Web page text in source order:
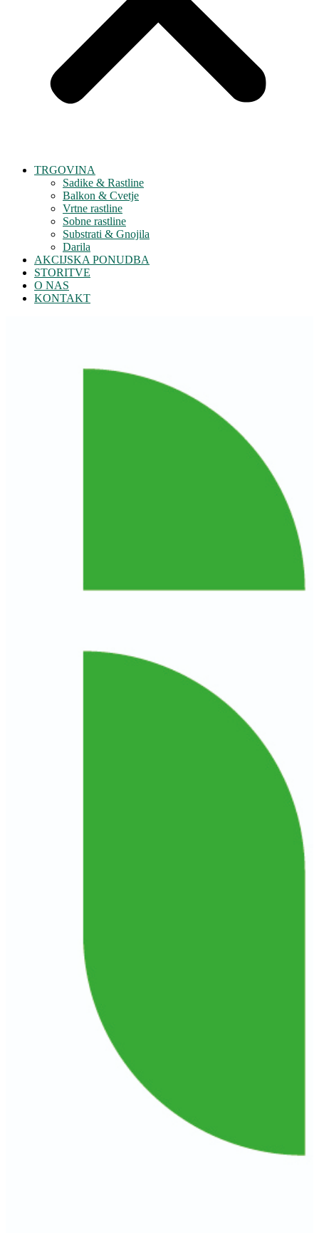
TRGOVINA
Sadike & Rastline
Balkon & Cvetje
Vrtne rastline
Sobne rastline
Substrati & Gnojila
Darila
AKCIJSKA PONUDBA
STORITVE
O NAS
KONTAKT